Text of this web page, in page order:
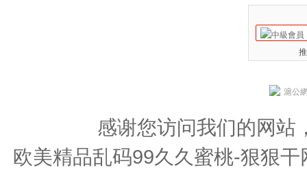
滬公
感谢您访问我们的网站
欧美精品乱码99久久蜜桃-狠狠